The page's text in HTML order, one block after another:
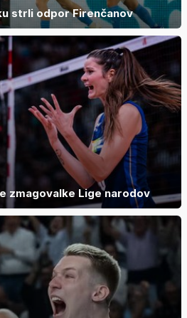
strli odpor Firenčanov
zmagovalke Lige narodov